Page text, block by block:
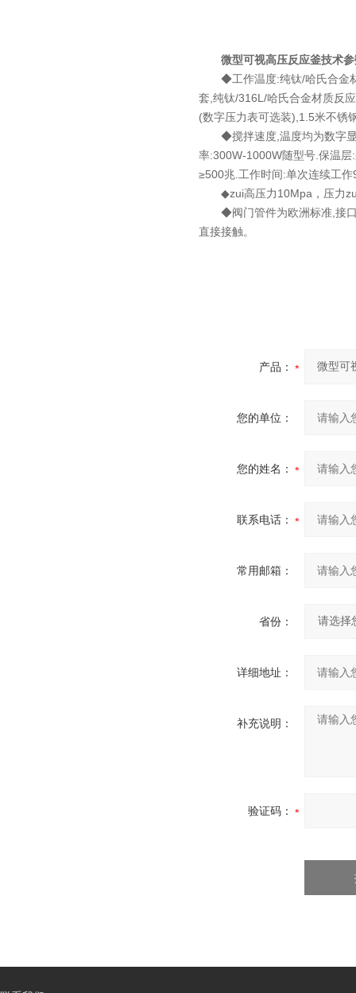
微型可视高压反应釜技术
◆工作温度:纯钛/哈氏合金材
套,纯钛/316L/哈氏合金材质反
(数字压力表可选装),1.5米不锈
◆搅拌速度,温度均为数字显
率:300W-1000W随型号.保温
≥500兆.工作时间:单次连续工作
◆zui高压力10Mpa，压力
◆阀门管件为欧洲标准,接口
直接接触。
产品：
您的单位：
您的姓名：
联系电话：
常用邮箱：
省份：
详细地址：
补充说明：
验证码：